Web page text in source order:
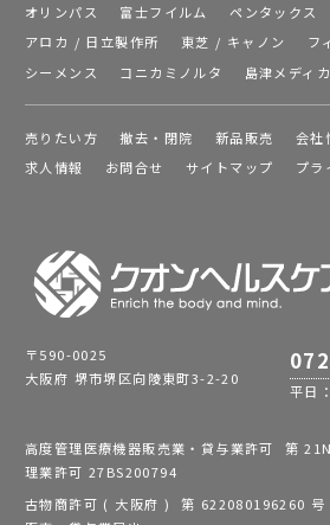
オリンパス 富士フイルム ペンタックス
アロカ / 日立製作所
東芝 / キャノン
フ
シーメンス
コニカミノルタ 島津メディ
売りたい方 撤去・閉院 新品販売 会社
求人情報
お問合せ サイトマップ プラ
〒590-0025
大阪府 堺市堺区向陵東町3-2-20
平日
高度管理医療機器販売業・貸与業許可 第
理業許可 27BS200794
古物商許可 ( 大阪府 ) 第 622080196260